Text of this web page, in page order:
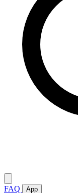
FAQ App